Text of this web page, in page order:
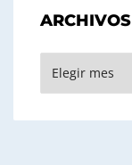
ARCHIVOS